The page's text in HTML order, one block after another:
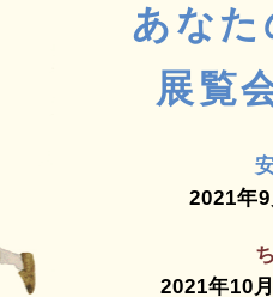
あな
展覧
2021年
2021年10